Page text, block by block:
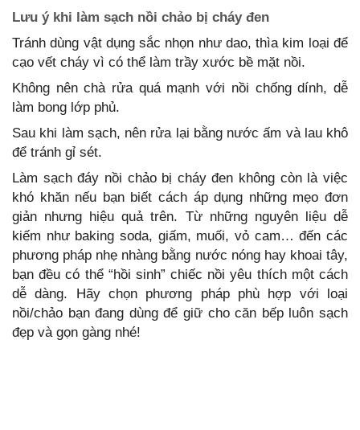
Lưu ý khi làm sạch nồi chảo bị cháy đen
Tránh dùng vật dụng sắc nhọn như dao, thìa kim loại để
cạo vết cháy vì có thể làm trầy xước bề mặt nồi.
Không nên chà rửa quá mạnh với nồi chống dính, dễ
làm bong lớp phủ.
Sau khi làm sạch, nên rửa lại bằng nước ấm và lau khô
để tránh gỉ sét.
Làm sạch đáy nồi chảo bị cháy đen không còn là việc
khó khăn nếu bạn biết cách áp dụng những mẹo đơn
giản nhưng hiệu quả trên. Từ những nguyên liệu dễ
kiếm như baking soda, giấm, muối, vỏ cam… đến các
phương pháp nhẹ nhàng bằng nước nóng hay khoai tây,
bạn đều có thể “hồi sinh” chiếc nồi yêu thích một cách
dễ dàng. Hãy chọn phương pháp phù hợp với loại
nồi/chảo bạn đang dùng để giữ cho căn bếp luôn sạch
đẹp và gọn gàng nhé!